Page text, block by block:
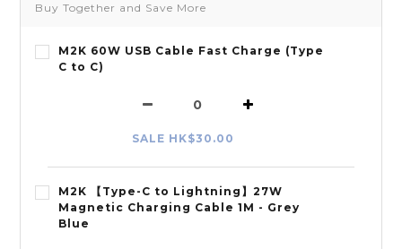
Buy Together and Save More
M2K 60W USB Cable Fast Charge (Type
C to C)
SALE HK$30.00
M2K 【Type-C to Lightning】27W
Magnetic Charging Cable 1M - Grey
Blue